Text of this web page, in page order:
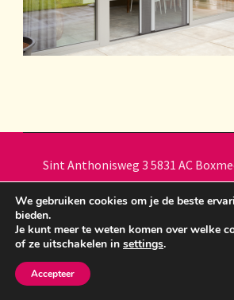
Sint Anthonisweg 3 5831 AC
bemawonen@outlook.comCrunchy
doorWP Delicious. Aangedreven
We gebruiken cookies om je de beste
bieden.
Je kunt meer te weten komen over welke
of ze uitschakelen in settings.
Accepteer